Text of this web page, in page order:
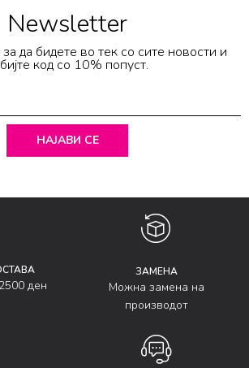
Newsletter
да бидете во тек со сите новости и
код со 10% попуст.
НАЈАВИ СЕ
ден
ЗАМЕНА
Можна замена на
производот